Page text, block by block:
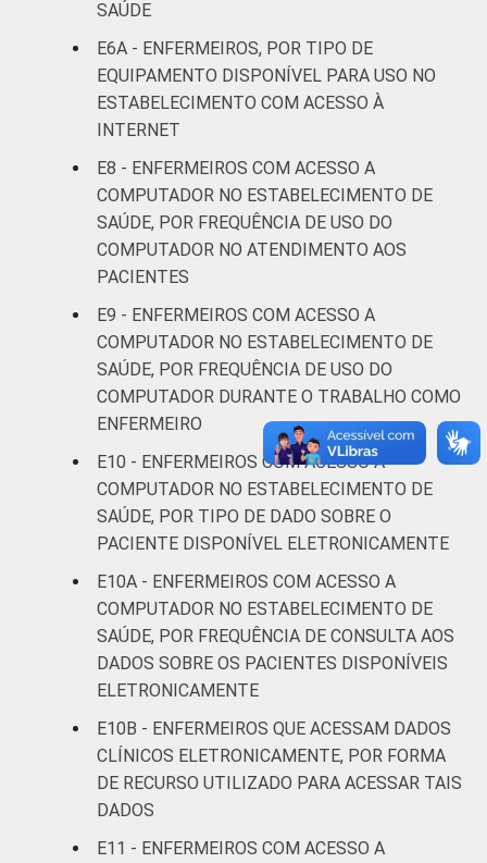
LOCALIZAÇÃO
Interior 79
Fonte: CGI.br/NIC.br, Centro Regional de
Sociedade da Informação (Cetic.br),
Pesquisa sobre o uso das tecnologias de
informação e comunicação nos
estabelecimentos de saúde brasileiros – TIC
Saúde 2017.
SAÚDE
E6A - ENFERMEIROS, POR TIPO DE
EQUIPAMENTO DISPONÍVEL PARA USO NO
ESTABELECIMENTO COM ACESSO À
INTERNET
E8 - ENFERMEIROS COM ACESSO A
COMPUTADOR NO ESTABELECIMENTO DE
SAÚDE, POR FREQUÊNCIA DE USO DO
COMPUTADOR NO ATENDIMENTO AOS
PACIENTES
E9 - ENFERMEIROS COM ACESSO A
COMPUTADOR NO ESTABELECIMENTO DE
SAÚDE, POR FREQUÊNCIA DE USO DO
COMPUTADOR DURANTE O TRABALHO COMO
ENFERMEIRO
E10 - ENFERMEIROS COM ACESSO A
COMPUTADOR NO ESTABELECIMENTO DE
SAÚDE, POR TIPO DE DADO SOBRE O
PACIENTE DISPONÍVEL ELETRONICAMENTE
E10A - ENFERMEIROS COM ACESSO A
COMPUTADOR NO ESTABELECIMENTO DE
SAÚDE, POR FREQUÊNCIA DE CONSULTA AOS
DADOS SOBRE OS PACIENTES DISPONÍVEIS
ELETRONICAMENTE
E10B - ENFERMEIROS QUE ACESSAM DADOS
CLÍNICOS ELETRONICAMENTE, POR FORMA
DE RECURSO UTILIZADO PARA ACESSAR TAIS
DADOS
E11 - ENFERMEIROS COM ACESSO A